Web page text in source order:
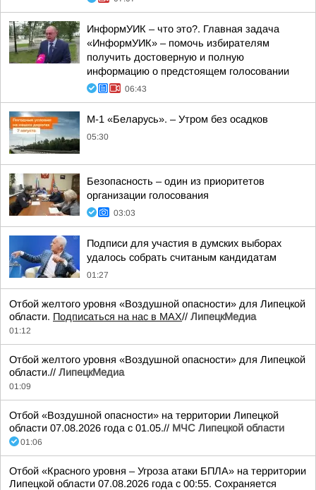
ИнформУИК – что это?. Главная задача
«ИнформУИК» – помочь избирателям
получить достоверную и полную
информацию о предстоящем голосовании
06:43
М-1 «Беларусь». – Утром без осадков
05:30
Безопасность – один из приоритетов
организации голосования
03:03
Подписи для участия в думских выборах
удалось собрать считаным кандидатам
01:27
Отбой желтого уровня «Воздушной опасности» для Липецкой
области. Подписаться на нас в МАХ// ЛипецкМедиа
01:12
Отбой желтого уровня «Воздушной опасности» для Липецкой
области.// ЛипецкМедиа
01:09
Отбой «Воздушной опасности» на территории Липецкой
области 07.08.2026 года с 01.05.// МЧС Липецкой области
01:06
Отбой «Красного уровня – Угроза атаки БПЛА» на территории
Липецкой области 07.08.2026 года с 00:55. Сохраняется